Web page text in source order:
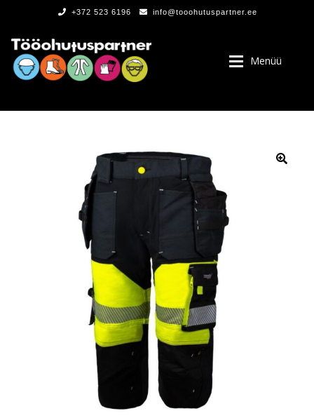
+372 523 6196 info@tooohutuspartner.ee
Menüü